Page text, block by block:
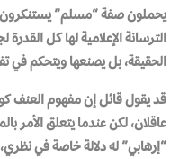
يحملون صفة “مسلم” يستنكرون
الترسانة الإعلامية لها كل
الحقيقة، بل يصنعها ويتحكم في
قد يقول قائل إن مفهوم العنف
عاقلان، لكن عندما يتعلق الأمر
“إرهابي” له دلالة خاصة في